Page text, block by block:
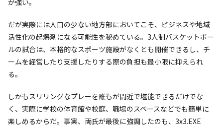
が強い。
だが実際には人口の少ない地方部においてこそ、ビジネスや地域
活性化の起爆剤になる可能性を秘めている。3人制バスケットボー
ルの試合は、本格的なスポーツ施設がなくとも開催できるし、チ
ームを経営したり支援したりする際の負担も最小限に抑えられ
る。
しかもスリリングなプレーを誰もが間近で堪能できるだけでな
く、実際に学校の体育館や校庭、職場のスペースなどでも簡単に
楽しめるからだ。事実、両氏が最後に強調したのも、3x3.EXE